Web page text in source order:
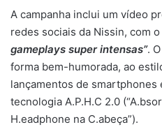
A campanha inclui um vídeo
redes sociais da Nissin, com
gameplays super intensas”.
forma bem-humorada, ao
lançamentos de smartphones
tecnologia A.P.H.C 2.0
H.eadphone na C.abeça”).